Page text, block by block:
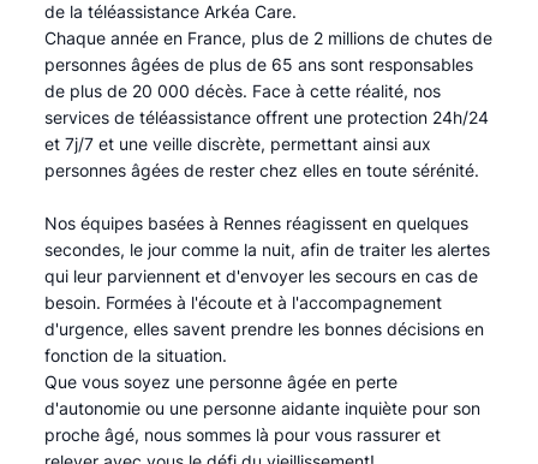
de la téléassistance Arkéa Care.
Chaque année en France, plus de 2 millions de chutes de
personnes âgées de plus de 65 ans sont responsables
de plus de 20 000 décès. Face à cette réalité, nos
services de téléassistance offrent une protection 24h/24
et 7j/7 et une veille discrète, permettant ainsi aux
personnes âgées de rester chez elles en toute sérénité.​
Nos équipes basées à Rennes réagissent en quelques
secondes, le jour comme la nuit, afin de traiter les alertes
qui leur parviennent et d'envoyer les secours en cas de
besoin. Formées à l'écoute et à l'accompagnement
d'urgence, elles savent prendre les bonnes décisions en
fonction de la situation.
Que vous soyez une personne âgée en perte
d'autonomie ou une personne aidante inquiète pour son
proche âgé, nous sommes là pour vous rassurer et